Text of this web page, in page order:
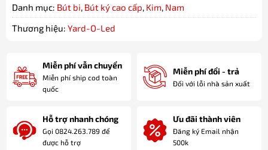
Danh mục: Bút bi, Bút ký cao cấp, Kim, Nam
Thương hiệu: Yard-O-Led
Miễn phí vẫn chuyển
Miễn phí ship cod toàn
quốc
Miễn phí đổi - trả
Đối với lỗi nhà sản xuất
Hỗ trợ nhanh chóng
Gọi 0824.263.789 để
được hỗ trợ
Ưu đãi thành viên
Đăng ký Email nhận
500k